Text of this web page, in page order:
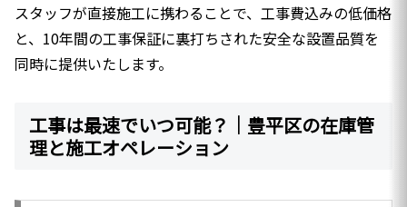
スタッフが直接施工に携わることで、工事費込みの低価格
と、10年間の工事保証に裏打ちされた安全な設置品質を
同時に提供いたします。
工事は最速でいつ可能？｜豊平区の在庫管
理と施工オペレーション